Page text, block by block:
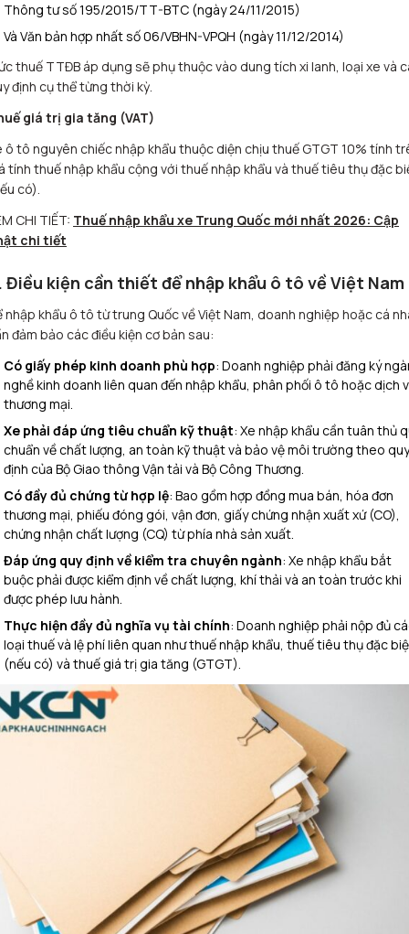
Thông tư số 195/2015/TT-BTC (ngày 24/11/2015)
Và Văn bản hợp nhất số 06/VBHN-VPQH (ngày 11/12/2014)
thuế TTĐB áp dụng sẽ phụ thuộc vào dung tích xi lanh, loại xe và
định cụ thể từng thời kỳ.
giá trị gia tăng (VAT)
ô tô nguyên chiếc nhập khẩu thuộc diện chịu thuế GTGT 10% tính
tính thuế nhập khẩu cộng với thuế nhập khẩu và thuế tiêu thụ đặc
có).
CHI TIẾT: Thuế nhập khẩu xe Trung Quốc mới nhất 2026: Cập
chi tiết
Điều kiện cần thiết để nhập khẩu ô tô về Việt Nam
nhập khẩu ô tô từ trung Quốc về Việt Nam, doanh nghiệp hoặc cá
đảm bảo các điều kiện cơ bản sau:
Có giấy phép kinh doanh phù hợp: Doanh nghiệp phải đăng ký
nghề kinh doanh liên quan đến nhập khẩu, phân phối ô tô hoặc dịch
thương mại.
Xe phải đáp ứng tiêu chuẩn kỹ thuật: Xe nhập khẩu cần tuân thủ
chuẩn về chất lượng, an toàn kỹ thuật và bảo vệ môi trường theo quy
định của Bộ Giao thông Vận tải và Bộ Công Thương.
Có đầy đủ chứng từ hợp lệ: Bao gồm hợp đồng mua bán, hóa đơn
thương mại, phiếu đóng gói, vận đơn, giấy chứng nhận xuất xứ (CO),
chứng nhận chất lượng (CQ) từ phía nhà sản xuất.
Đáp ứng quy định về kiểm tra chuyên ngành: Xe nhập khẩu bắt
buộc phải được kiểm định về chất lượng, khí thải và an toàn trước khi
được phép lưu hành.
Thực hiện đầy đủ nghĩa vụ tài chính: Doanh nghiệp phải nộp đủ
loại thuế và lệ phí liên quan như thuế nhập khẩu, thuế tiêu thụ đặc
(nếu có) và thuế giá trị gia tăng (GTGT).